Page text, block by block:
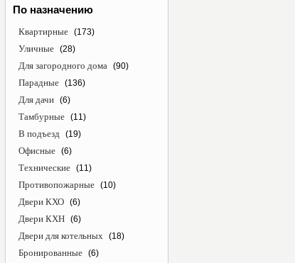
По назначению
Квартирные (173)
Уличные (28)
Для загородного дома (90)
Парадные (136)
Для дачи (6)
Тамбурные (11)
В подъезд (19)
Офисные (6)
Технические (11)
Противопожарные (10)
Двери КХО (6)
Двери КХН (6)
Двери для котельных (18)
Бронированные (6)